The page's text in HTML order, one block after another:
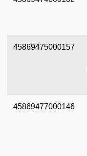
45869475000157
45869477000146